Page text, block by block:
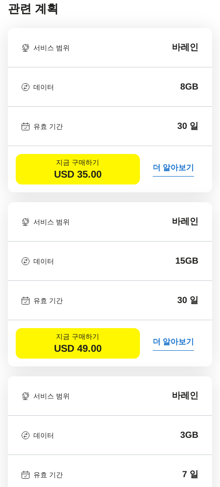
관련 계획
서비스 범위 바레인
데이터 8GB
유효 기간 30 일
지금 구매하기
USD 35.00
더 알아보기
서비스 범위 바레인
데이터 15GB
유효 기간 30 일
지금 구매하기
USD 49.00
더 알아보기
서비스 범위 바레인
데이터 3GB
유효 기간 7 일